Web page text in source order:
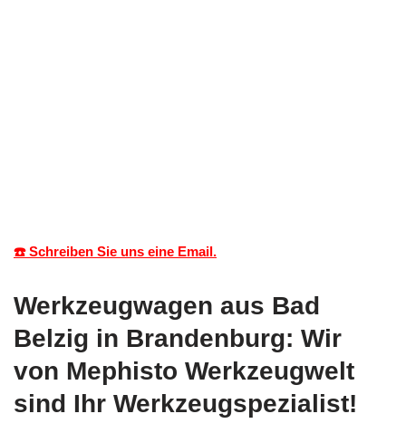
☎️ Schreiben Sie uns eine Email.
Werkzeugwagen aus Bad
Belzig in Brandenburg: Wir
von Mephisto Werkzeugwelt
sind Ihr Werkzeugspezialist!